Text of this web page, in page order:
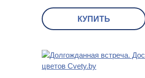
КУПИТЬ